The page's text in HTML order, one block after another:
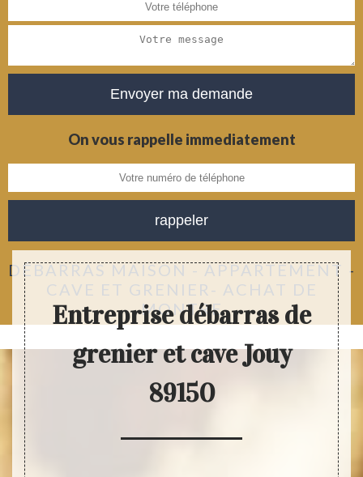
On vous rappelle immediatement
DÉBARRAS MAISON - APPARTEMENT -
CAVE ET GRENIER- ACHAT DE
MONTRE
Entreprise débarras de
grenier et cave Jouy
89150